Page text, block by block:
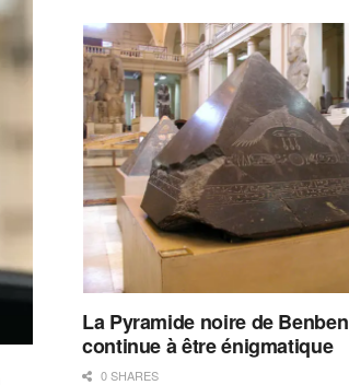
La Pyramide noire de Benben
continue à être énigmatique
0 SHARES